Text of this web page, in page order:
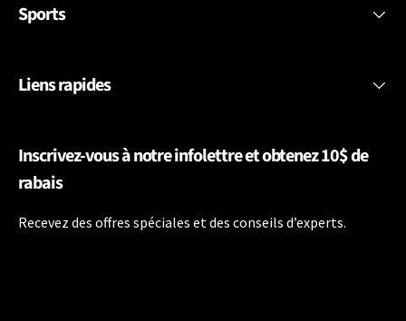
Sports
Liens rapides
Inscrivez-vous à notre infolettre et obtenez 10$ de
rabais
Recevez des offres spéciales et des conseils d’experts.